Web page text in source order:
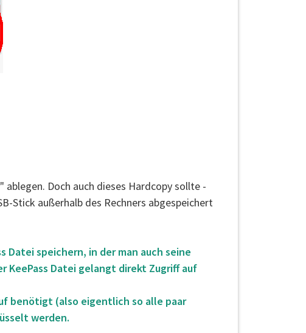
Doch auch dieses Hardcopy sollte -
Stick außerhalb des Rechners abgespeichert
Datei speichern, in der man auch seine
Datei gelangt direkt Zugriff auf
benötigt (also eigentlich so alle paar
werden.